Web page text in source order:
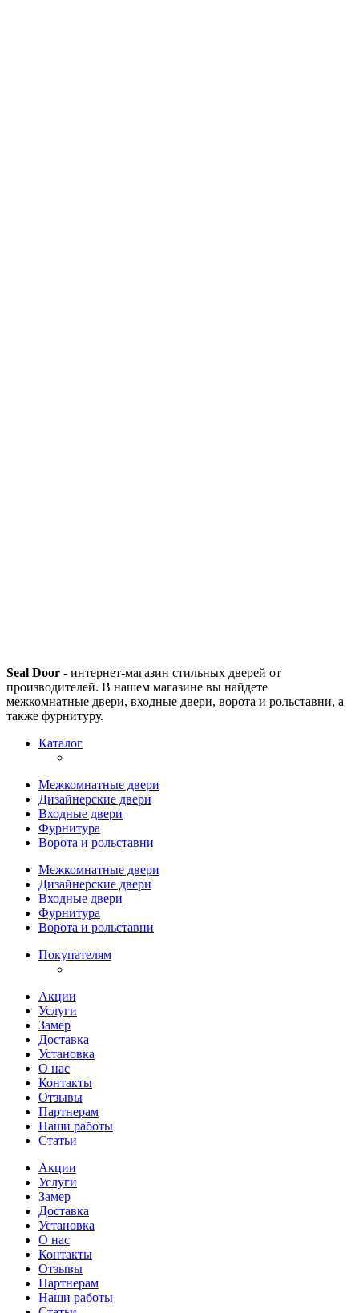
Seal Door - интернет-магазин стильных дверей от
производителей. В нашем магазине вы найдете
межкомнатные двери, входные двери, ворота и рольставни, а
также фурнитуру.
Каталог
Межкомнатные двери
Дизайнерские двери
Входные двери
Фурнитура
Ворота и рольставни
Межкомнатные двери
Дизайнерские двери
Входные двери
Фурнитура
Ворота и рольставни
Покупателям
Акции
Услуги
Замер
Доставка
Установка
О нас
Контакты
Отзывы
Партнерам
Наши работы
Статьи
Акции
Услуги
Замер
Доставка
Установка
О нас
Контакты
Отзывы
Партнерам
Наши работы